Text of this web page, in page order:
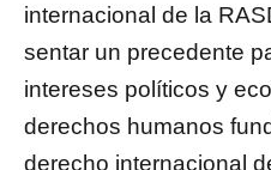
internacional de la
sentar un precedente
intereses políticos y
derechos humanos
derecho internacional